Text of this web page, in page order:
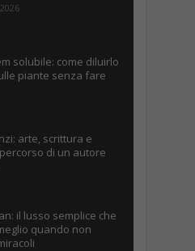
solubile: come diluirlo
piante senza fare
arte, scrittura e
di un autore
il lusso semplice che
quando non